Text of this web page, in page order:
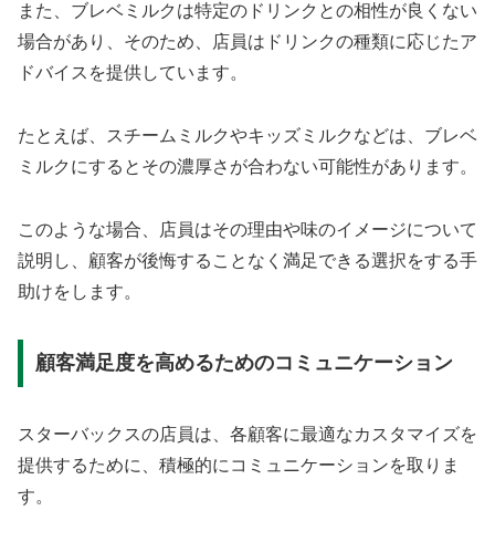
また、ブレベミルクは特定のドリンクとの相性が良くない
場合があり、そのため、店員はドリンクの種類に応じたア
ドバイスを提供しています。
たとえば、スチームミルクやキッズミルクなどは、ブレベ
ミルクにするとその濃厚さが合わない可能性があります。
このような場合、店員はその理由や味のイメージについて
説明し、顧客が後悔することなく満足できる選択をする手
助けをします。
顧客満足度を高めるためのコミュニケーション
スターバックスの店員は、各顧客に最適なカスタマイズを
提供するために、積極的にコミュニケーションを取りま
す。